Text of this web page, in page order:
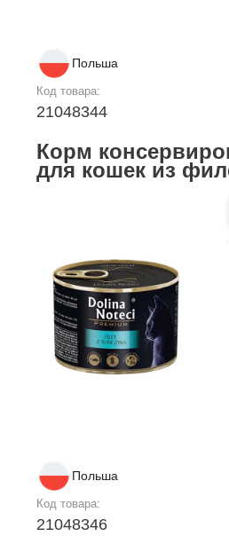
Польша
Код товара:
21048344
Корм
для кошек из
Польша
Код товара:
21048346